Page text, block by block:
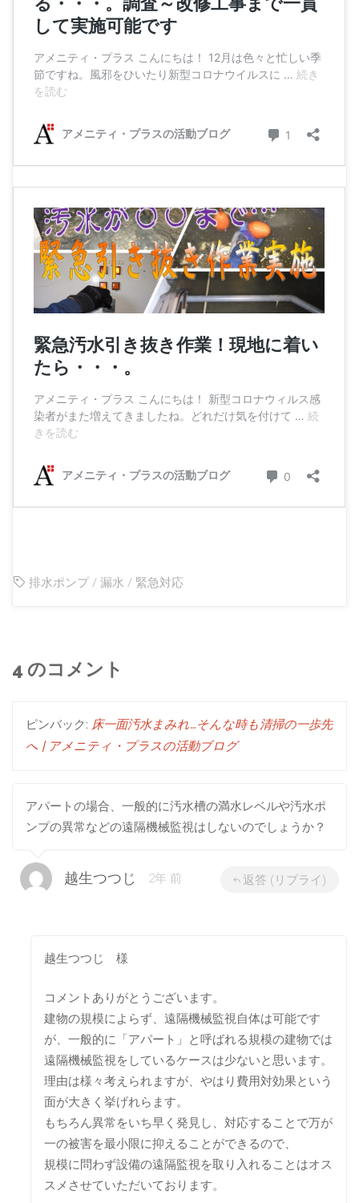
排水ポンプ/ 漏水 / 緊急対応
4 のコメント
ピンバック: 床一面汚水まみれ…そんな時も清掃の一歩先
へ | アメニティ・プラスの活動ブログ
アパートの場合、一般的に汚水槽の満水レベルや汚水ポ
ンプの異常などの遠隔機械監視はしないのでしょうか？
越生つつじ 2年 前 返答 (リプライ)
越生つつじ 様
コメントありがとうございます。
建物の規模によらず、遠隔機械監視自体は可能です
が、一般的に「アパート」と呼ばれる規模の建物では
遠隔機械監視をしているケースは少ないと思います。
理由は様々考えられますが、やはり費用対効果という
面が大きく挙げれらます。
もちろん異常をいち早く発見し、対応することで万が
一の被害を最小限に抑えることができるので、
規模に問わず設備の遠隔監視を取り入れることはオス
スメさせていただいております。